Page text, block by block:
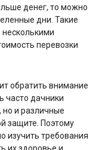
денег, то можно
дни. Такие
перевозки
обратить внимание
часто дачники
но и различные
защите. Поэтому
изучить требования